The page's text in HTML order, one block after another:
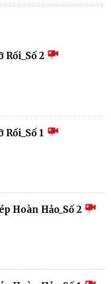
Rối_Số 2
Rối_Số 1
Hoàn Hảo_Số 2